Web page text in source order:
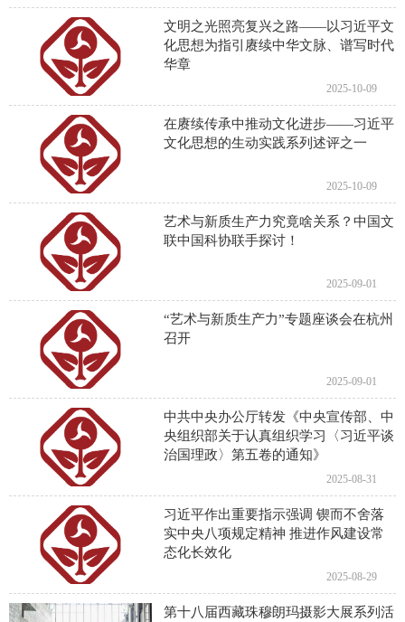
文明之光照亮复兴之路——以习近平文
化思想为指引赓续中华文脉、谱写时代
华章
2025-10-09
在赓续传承中推动文化进步——习近平
文化思想的生动实践系列述评之一
2025-10-09
艺术与新质生产力究竟啥关系？中国文
联中国科协联手探讨！
2025-09-01
“艺术与新质生产力”专题座谈会在杭州
召开
2025-09-01
中共中央办公厅转发《中央宣传部、中
央组织部关于认真组织学习〈习近平谈
治国理政〉第五卷的通知》
2025-08-31
习近平作出重要指示强调 锲而不舍落
实中央八项规定精神 推进作风建设常
态化长效化
2025-08-29
第十八届西藏珠穆朗玛摄影大展系列活